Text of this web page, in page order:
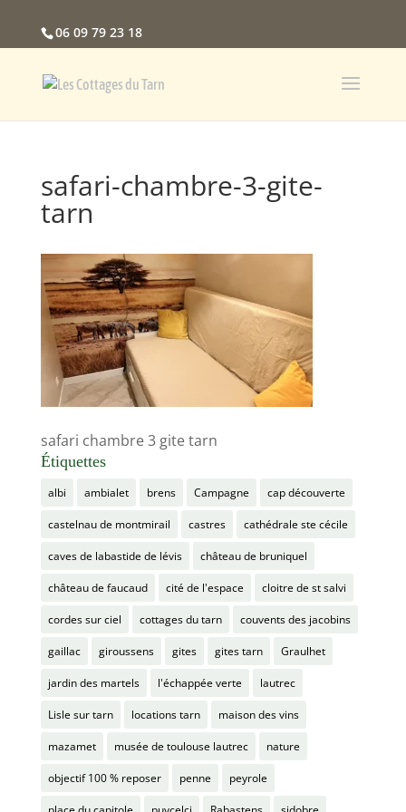
06 09 79 23 18
safari-chambre-3-gite-
tarn
safari chambre 3 gite tarn
Étiquettes
albi ambialet brens Campagne cap découverte
castelnau de montmirail castres cathédrale ste cécile
caves de labastide de lévis château de bruniquel
château de faucaud cité de l'espace cloitre de st salvi
cordes sur ciel cottages du tarn couvents des jacobins
gaillac giroussens gites gites tarn Graulhet
jardin des martels l'échappée verte lautrec
Lisle sur tarn locations tarn maison des vins
mazamet musée de toulouse lautrec nature
objectif 100 % reposer penne peyrole